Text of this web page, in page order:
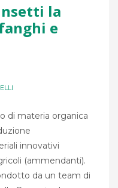
la
e
di materia organica
innovativi
(ammendanti).
da un team di